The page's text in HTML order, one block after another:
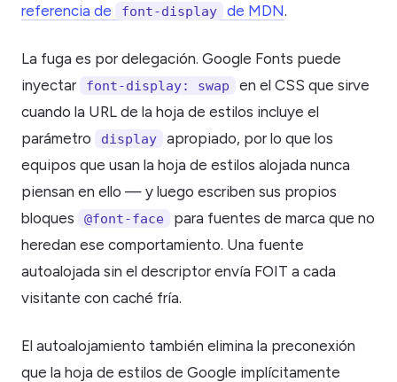
referencia de
font-display de MDN.
La fuga es por delegación. Google Fonts puede
inyectar
font-display: swap
en el CSS que sirve
cuando la URL de la hoja de estilos incluye el
parámetro
display
apropiado, por lo que los
equipos que usan la hoja de estilos alojada nunca
piensan en ello — y luego escriben sus propios
bloques
@font-face
para fuentes de marca que no
heredan ese comportamiento. Una fuente
autoalojada sin el descriptor envía FOIT a cada
visitante con caché fría.
El autoalojamiento también elimina la preconexión
que la hoja de estilos de Google implícitamente